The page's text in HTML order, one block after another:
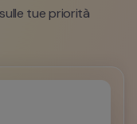
tue priorità